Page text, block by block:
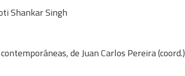
Shankar Singh
de Juan Carlos Pereira (coord.)